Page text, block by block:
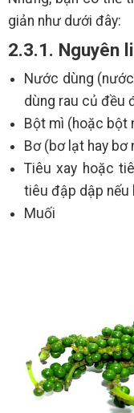
giản như dưới đây:
2.3.1. Nguyên
Nước dùng
dùng rau củ đều
Bột mì (hoặc bột
Bơ (bơ lạt hay
Tiêu xay hoặc
tiêu đập dập nếu
Muối